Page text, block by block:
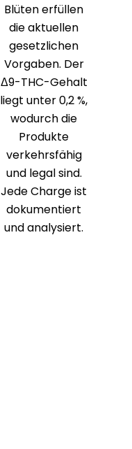
Blüten erfüllen
die aktuellen
gesetzlichen
Vorgaben. Der
Δ9-THC-Gehalt
liegt unter 0,2 %,
wodurch die
Produkte
verkehrsfähig
und legal sind.
Jede Charge ist
dokumentiert
und analysiert.